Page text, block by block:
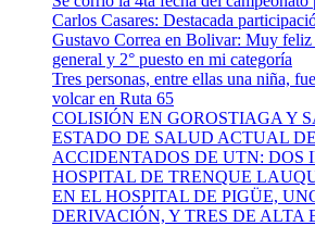
Carlos Casares: Destacada
Gustavo Correa en Bolivar: Muy feliz
general y 2° puesto en mi categoría
Tres personas, entre ellas una niña,
volcar en Ruta 65
COLISIÓN EN GOROSTIAGA Y
ESTADO DE SALUD ACTUAL
ACCIDENTADOS DE UTN: DOS
HOSPITAL DE TRENQUE
EN EL HOSPITAL DE PIGÜE,
DERIVACIÓN, Y TRES DE ALTA